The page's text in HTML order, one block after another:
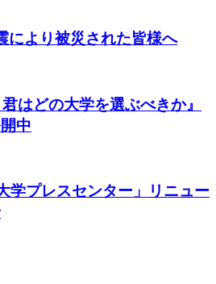
により被災された皆様へ
はどの大学を選ぶべきか』
中
学プレスセンター」リニュー